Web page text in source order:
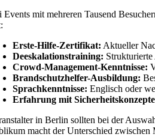
Events mit mehreren Tausend
Erste-Hilfe-Zertifikat: Aktueller
Deeskalationstraining:
Crowd-Management-Kenntnisse:
Brandschutzhelfer-Ausbildung:
Sprachkenntnisse: Englisch oder
Erfahrung mit
in Berlin sollten bei der
macht der Unterschied zwischen